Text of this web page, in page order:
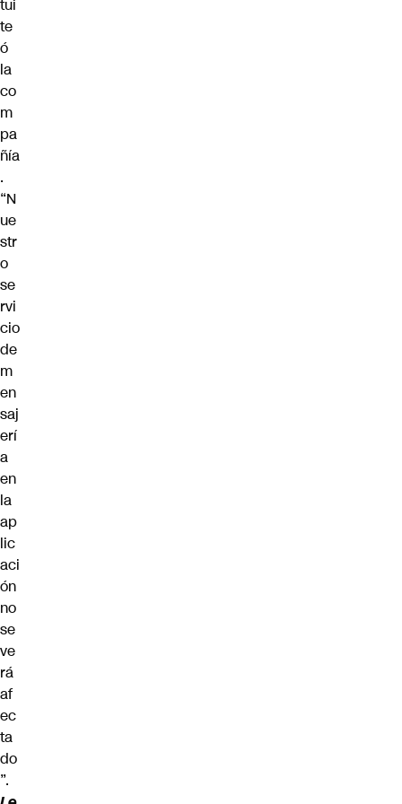
tui
te
ó
la
co
m
pa
ñía
.
“N
ue
str
o
se
rvi
cio
de
m
en
saj
erí
a
en
la
ap
lic
aci
ón
no
se
ve
rá
af
ec
ta
do
”.